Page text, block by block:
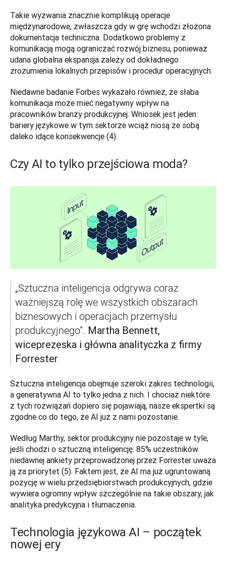
Takie wyzwania znacznie komplikują operacje
międzynarodowe, zwłaszcza gdy w grę wchodzi złożona
dokumentacja techniczna. Dodatkowo problemy z
komunikacją mogą ograniczać rozwój biznesu, ponieważ
udana globalna ekspansja zależy od dokładnego
zrozumienia lokalnych przepisów i procedur operacyjnych.
Niedawne badanie Forbes wykazało również, że słaba
komunikacja może mieć negatywny wpływ na
pracowników branży produkcyjnej. Wniosek jest jeden:
bariery językowe w tym sektorze wciąż niosą ze sobą
daleko idące konsekwencje (4).
Czy AI to tylko przejściowa moda?
„Sztuczna inteligencja odgrywa coraz
ważniejszą rolę we wszystkich obszarach
biznesowych i operacjach przemysłu
produkcyjnego”. Martha Bennett,
wiceprezeska i główna analityczka z firmy
Forrester
Sztuczna inteligencja obejmuje szeroki zakres technologii,
a generatywna AI to tylko jedna z nich. I chociaż niektóre
z tych rozwiązań dopiero się pojawiają, nasze ekspertki są
zgodne co do tego, że AI już z nami pozostanie.
Według Marthy, sektor produkcyjny nie pozostaje w tyle,
jeśli chodzi o sztuczną inteligencję: 85% uczestników
niedawnej ankiety przeprowadzonej przez Forrester uważa
ją za priorytet (5). Faktem jest, że AI ma już ugruntowaną
pozycję w wielu przedsiębiorstwach produkcyjnych, gdzie
wywiera ogromny wpływ szczególnie na takie obszary, jak
analityka predykcyjna i tłumaczenia.
Technologia językowa AI – początek
nowej ery